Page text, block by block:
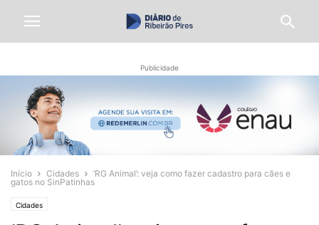
Publicidade
Início Cidades
‘RG Animal’: veja como fazer cadastro para cães e
gatos no SinPatinhas
Cidades